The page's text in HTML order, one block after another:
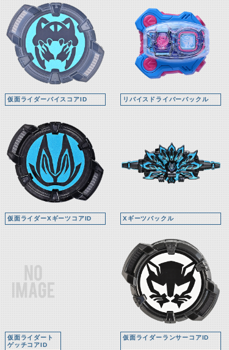
仮面ライダーバイスコアID リバイスドライバーバックル
仮面ライダーXギーツコアID Xギーツバックル
仮面ライダート
ゲッチコアID
仮面ライダーランサーコアID